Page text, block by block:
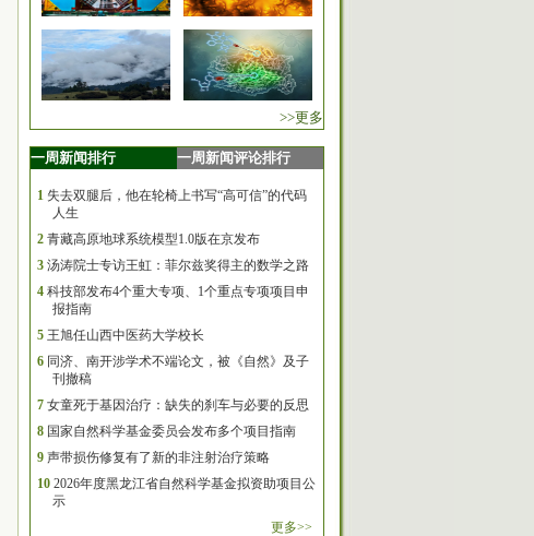
>>更多
一周新闻排行 一周新闻评论排行
1 失去双腿后，他在轮椅上书写“高可信”的代码
人生
2 青藏高原地球系统模型1.0版在京发布
3 汤涛院士专访王虹：菲尔兹奖得主的数学之路
4 科技部发布4个重大专项、1个重点专项项目申
报指南
5 王旭任山西中医药大学校长
6 同济、南开涉学术不端论文，被《自然》及子
刊撤稿
7 女童死于基因治疗：缺失的刹车与必要的反思
8 国家自然科学基金委员会发布多个项目指南
9 声带损伤修复有了新的非注射治疗策略
10 2026年度黑龙江省自然科学基金拟资助项目公
示
更多>>